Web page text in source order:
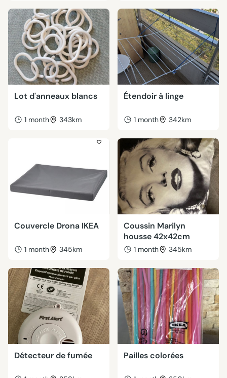
Lot d'anneaux blancs
1 month 343km
Étendoir à linge
1 month 342km
Couvercle Drona IKEA
1 month 345km
Coussin Marilyn
housse 42x42cm
1 month 345km
Détecteur de fumée Pailles colorées